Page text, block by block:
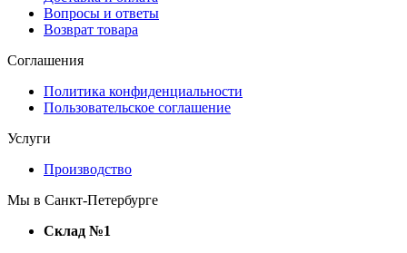
Вопросы и ответы
Возврат товара
Соглашения
Политика конфиденциальности
Пользовательское соглашение
Услуги
Производство
Мы в Санкт-Петербурге
Склад №1